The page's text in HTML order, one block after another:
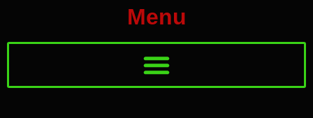
Menu